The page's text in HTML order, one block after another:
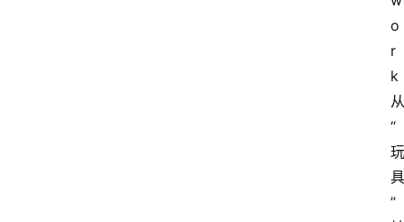
o
r
k
从
“
玩
具
”